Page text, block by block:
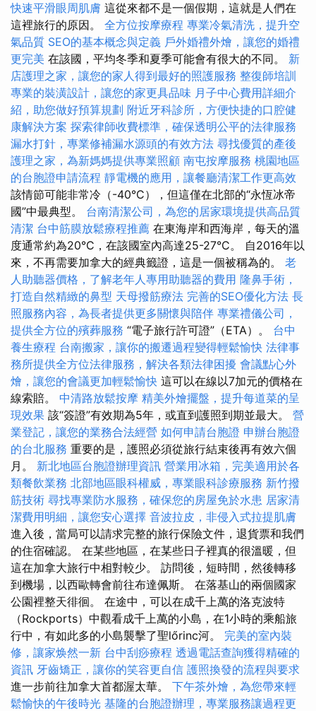
快速平滑眼周肌膚 這從來都不是一個假期，這就是人們在
這裡旅行的原因。 全方位按摩療程 專業冷氣清洗，提升空
氣品質 SEO的基本概念與定義 戶外婚禮外燴，讓您的婚禮
更完美 在該國，平均冬季和夏季可能會有很大的不同。 新
店護理之家，讓您的家人得到最好的照護服務 整復師培訓
專業的裝潢設計，讓您的家更具品味 月子中心費用詳細介
紹，助您做好預算規劃 附近牙科診所，方便快捷的口腔健
康解決方案 探索律師收費標準，確保透明公平的法律服務
漏水打針，專業修補漏水源頭的有效方法 尋找優質的產後
護理之家，為新媽媽提供專業照顧 南屯按摩服務 桃園地區
的台胞證申請流程 靜電機的應用，讓餐廳清潔工作更高效
該情節可能非常冷（-40°C），但這僅在北部的“永恆冰帝
國”中最典型。 台南清潔公司，為您的居家環境提供高品質
清潔 台中筋膜放鬆療程推薦 在東海岸和西海岸，每天的溫
度通常約為20°C，在該國室內高達25-27°C。 自2016年以
來，不再需要加拿大的經典籤證，這是一個被稱為的。 老
人助聽器價格，了解老年人專用助聽器的費用 隆鼻手術，
打造自然精緻的鼻型 天母撥筋療法 完善的SEO優化方法 長
照服務內容，為長者提供更多關懷與陪伴 專業禮儀公司，
提供全方位的殯葬服務 “電子旅行許可證”（ETA）。 台中
養生療程 台南搬家，讓你的搬遷過程變得輕鬆愉快 法律事
務所提供全方位法律服務，解決各類法律困擾 會議點心外
燴，讓您的會議更加輕鬆愉快 這可以在線以7加元的價格在
線索賠。 中清路放鬆按摩 精美外燴擺盤，提升每道菜的呈
現效果 該“簽證”有效期為5年，或直到護照到期並最大。 營
業登記，讓您的業務合法經營 如何申請台胞證 申辦台胞證
的台北服務 重要的是，護照必須從旅行結束後再有效六個
月。 新北地區台胞證辦理資訊 營業用冰箱，完美適用於各
類餐飲業務 北部地區眼科權威，專業眼科診療服務 新竹撥
筋技術 尋找專業防水服務，確保您的房屋免於水患 居家清
潔費用明細，讓您安心選擇 音波拉皮，非侵入式拉提肌膚
進入後，當局可以請求完整的旅行保險文件，退貨票和我們
的住宿確認。 在某些地區，在某些日子裡真的很溫暖，但
這在加拿大旅行中相對較少。 訪問後，短時間，然後轉移
到機場，以西歐轉會前往布達佩斯。 在落基山的兩個國家
公園裡整天徘徊。 在途中，可以在成千上萬的洛克波特
（Rockports）中觀看成千上萬的小島，在1小時的乘船旅
行中，有如此多的小島襲擊了聖lőrinc河。 完美的室內裝
修，讓家焕然一新 台中刮痧療程 透過電話查詢獲得精確的
資訊 牙齒矯正，讓你的笑容更自信 護照換發的流程與要求
進一步前往加拿大首都渥太華。 下午茶外燴，為您帶來輕
鬆愉快的午後時光 基隆的台胞證辦理，專業服務讓過程更